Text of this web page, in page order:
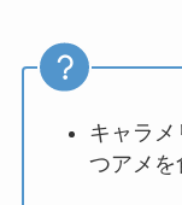
キャラ
つアメを